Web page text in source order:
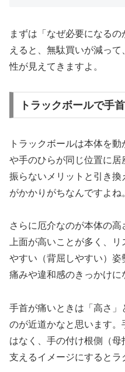
まずは「なぜ必要になる
えると、無駄買いが減っ
性が見えてきますよ。
トラックボールで手
トラックボールは本体を
や手のひらが同じ位置に
振らないメリットと引き換
がかかりがちなんですよね
さらに厄介なのが本体の
上面が高いことが多く、
やすい（背屈しやすい）姿
痛みや違和感のきっかけに
手首が痛いときは「高さ」
のが近道かなと思います
はなく、手の付け根側（
支えるイメージにするとラ